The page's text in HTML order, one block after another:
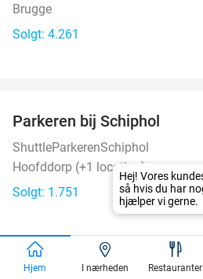
Brugge
Solgt: 4.261
Parkeren bij Schiphol
ShuttleParkerenSchiphol
Hoofddorp (+1 location)
Solgt: 1.751
Hjem I nærheden Restauranter